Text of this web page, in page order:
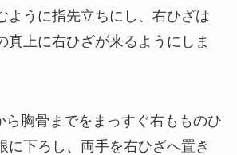
ように指先立ちにし、右ひざは
真上に右ひざが来るようにしま
ら胸骨までをまっすぐ右もものひ
に下ろし、両手を右ひざへ置き